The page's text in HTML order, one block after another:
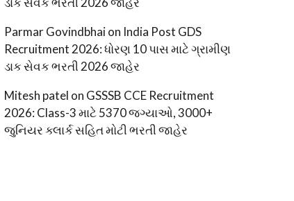
Parmar Govindbhaion India Post GDS
Recruitment 2026: ધોરણ 10 પાસ માટે ગ્રામીણ
ડાક સેવક ભરતી 2026 જાહેર
Mitesh patel on GSSSB CCE Recruitment
2026: Class-3 માટે 5370 જગ્યાઓ, 3000+
જુનિયર ક્લાર્ક સહિત મોટી ભરતી જાહેર